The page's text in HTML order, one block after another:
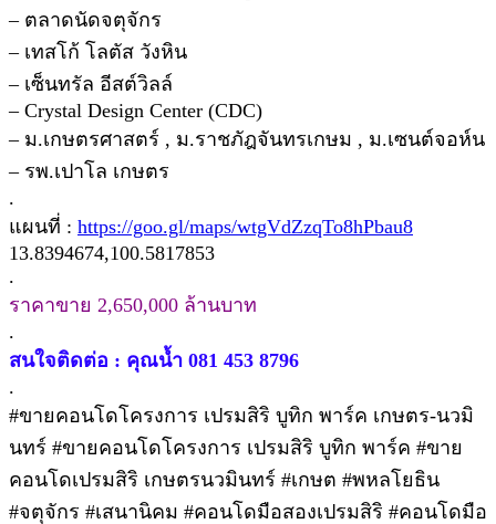
– ตลาดนัดจตุจักร
– เทสโก้ โลตัส วังหิน
– เซ็นทรัล อีสต์วิลล์
– Crystal Design Center (CDC)
– ม.เกษตรศาสตร์ , ม.ราชภัฎจันทรเกษม , ม.เซนต์จอห์น
– รพ.เปาโล เกษตร
.
แผนที่ : https://goo.gl/maps/wtgVdZzqTo8hPbau8
13.8394674,100.5817853
.
ราคาขาย 2,650,000 ล้านบาท
.
สนใจติดต่อ : คุณน้ำ 081 453 8796
.
#ขายคอนโดโครงการ เปรมสิริ บูทิก พาร์ค เกษตร-นวมิ
นทร์ #ขายคอนโดโครงการ เปรมสิริ บูทิก พาร์ค #ขาย
คอนโดเปรมสิริ เกษตรนวมินทร์ #เกษต #พหลโยธิน
#จตุจักร #เสนานิคม #คอนโดมือสองเปรมสิริ #คอนโดมือ